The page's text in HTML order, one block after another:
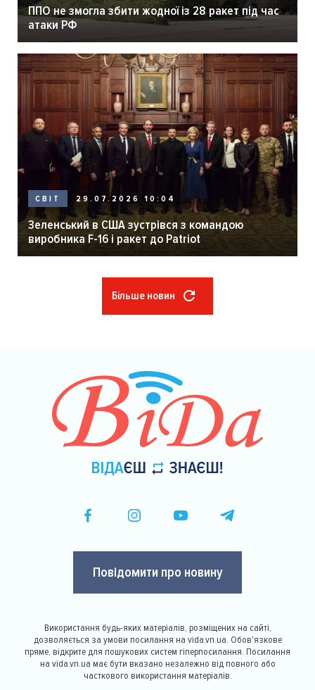
ППО не змогла збити жодної із 28 ракет під час
атаки РФ
СВІТ 29.07.2026 10:04
Зеленський в США зустрівся з командою
виробника F-16 і ракет до Patriot
Більше новин
Повідомити про новину
Використання будь-яких матеріалів, розміщених на сайті,
дозволяється за умови посилання на vida.vn.ua. Обов'язкове
пряме, відкрите для пошукових систем гіперпосилання. Посилання
на vida.vn.ua має бути вказано незалежно від повного або
часткового використання матеріалів.